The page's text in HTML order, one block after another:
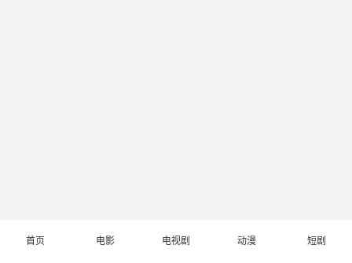
首页 电影 电视剧 动漫 短剧